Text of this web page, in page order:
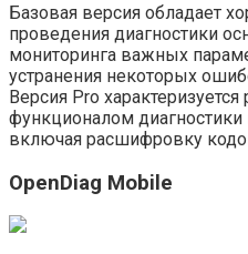
Базовая версия обладает
проведения диагностики
мониторинга важных
устранения некоторых
Версия Pro
функционалом
включая расшифровку
OpenDiag Mobile